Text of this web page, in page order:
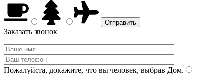
Заказать звонок
Пожалуйста, докажите, что вы человек, выбрав Дом.